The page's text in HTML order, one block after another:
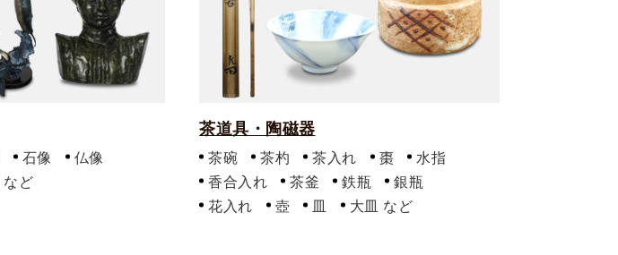
石像
仏像
茶道具・陶磁器
茶碗 茶杓 茶入れ 棗
水指
香合入れ
茶釜 鉄瓶
銀瓶
花入れ
壺 皿 大皿